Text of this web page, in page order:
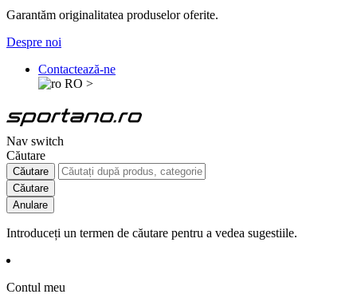
Garantăm originalitatea produselor oferite.
Despre noi
Contactează-ne
RO >
Nav switch
Căutare
Căutare
Căutare
Anulare
Introduceți un termen de căutare pentru a vedea sugestiile.
Contul meu